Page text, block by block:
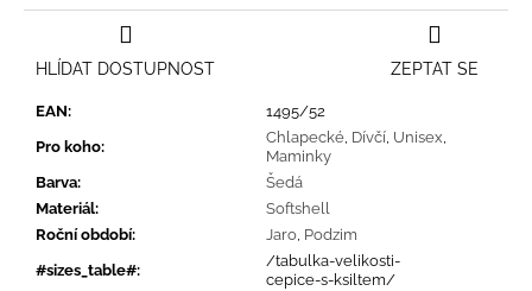
EAN:
1495/52
Pro koho:
Chlapecké, Dívčí, Unisex,
Maminky
Barva:
Šedá
Materiál:
Softshell
Roční období: Jaro, Podzim
#sizes_table#:
/tabulka-velikosti-
cepice-s-ksiltem/
ZEPTAT SE
HLÍDAT DOSTUPNOST